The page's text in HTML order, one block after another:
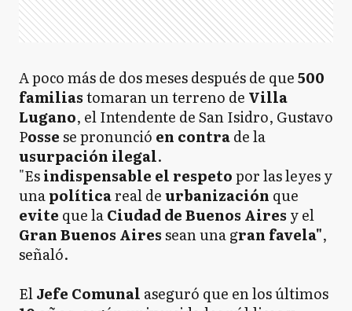
A poco más de dos meses después de que500
familiastomaran un terreno de Villa
Lugano, el Intendente de San Isidro, Gustavo
Possese pronunció en contrade la
usurpación ilegal.
"Esindispensable el respetopor las leyes y
unapolíticareal deurbanización que
evite que laCiudad de Buenos Aires y el
Gran Buenos Airessean una gran favela",
señaló.
ElJefe Comunal aseguró que en los últimos